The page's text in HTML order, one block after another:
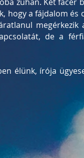
hogy a fájdalom és
megérkezik
de a
élünk, írója